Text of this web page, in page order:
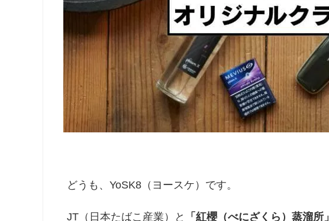
どうも、YoSK8（ヨースケ）です。
JT（日本たばこ産業）と 「紅櫻（べにざくら）蒸溜所」